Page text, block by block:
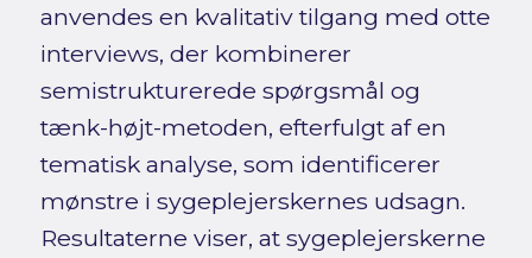
anvendes en kvalitativ tilgang med otte
interviews, der kombinerer
semistrukturerede spørgsmål og
tænk-højt-metoden, efterfulgt af en
tematisk analyse, som identificerer
mønstre i sygeplejerskernes udsagn.
Resultaterne viser, at sygeplejerskerne